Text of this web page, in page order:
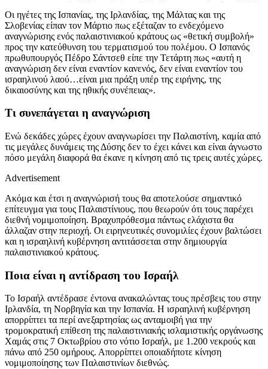
Οι ηγέτες της Ισπανίας, της Ιρλανδίας, της Μάλτας και της
Σλοβενίας είπαν τον Μάρτιο πως εξέταζαν το ενδεχόμενο
αναγνώρισης ενός παλαιστινιακού κράτους ως «θετική συμβολή»
προς την κατεύθυνση του τερματισμού του πολέμου. Ο Ισπανός
πρωθυπουργός Πέδρο Σάντσεθ είπε την Τετάρτη πως «αυτή η
αναγνώριση δεν είναι εναντίον κανενός, δεν είναι εναντίον του
ισραηλινού λαού…είναι μια πράξη υπέρ της ειρήνης, της
δικαιοσύνης και της ηθικής συνέπειας».
Τι συνεπάγεται η αναγνώριση
Ενώ δεκάδες χώρες έχουν αναγνωρίσει την Παλαιστίνη, καμία από
τις μεγάλες δυνάμεις της Δύσης δεν το έχει κάνει και είναι άγνωστο
πόσο μεγάλη διαφορά θα έκανε η κίνηση από τις τρεις αυτές χώρες.
Advertisement
Ακόμα και έτσι η αναγνώρισή τους θα αποτελούσε σημαντικό
επίτευγμα για τους Παλαιστίνιους, που θεωρούν ότι τους παρέχει
διεθνή νομιμοποίηση. Βραχυπρόθεσμα πάντως ελάχιστα θα
άλλαζαν στην περιοχή. Οι ειρηνευτικές συνομιλίες έχουν βαλτώσει
και η ισραηλινή κυβέρνηση αντιτάσσεται στην δημιουργία
παλαιστινιακού κράτους.
Ποια είναι η αντίδραση του Ισραήλ
Το Ισραήλ αντέδρασε έντονα ανακαλώντας τους πρέσβεις του στην
Ιρλανδία, τη Νορβηγία και την Ισπανία. Η ισραηλινή κυβέρνηση
απορρίπτει τα περί ανεξαρτησίας ως ανταμοιβή για την
τρομοκρατική επίθεση της παλαιστινιακής ισλαμιστικής οργάνωσης
Χαμάς στις 7 Οκτωβρίου στο νότιο Ισραήλ, με 1.200 νεκρούς και
πάνω από 250 ομήρους. Απορρίπτει οποιαδήποτε κίνηση
νομιμοποίησης των Παλαιστινίων διεθνώς.